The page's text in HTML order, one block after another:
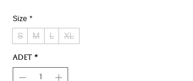
Size *
S M L XL
Adet *